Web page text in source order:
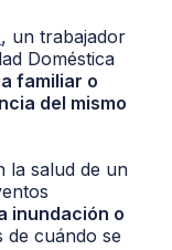
, un trabajador
Doméstica
familiar o
del mismo
la salud de un
inundación o
de cuándo se